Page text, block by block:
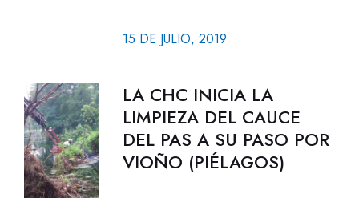
15 DE JULIO, 2019
LA CHC INICIA LA
LIMPIEZA DEL CAUCE
DEL PAS A SU PASO POR
VIOÑO (PIÉLAGOS)